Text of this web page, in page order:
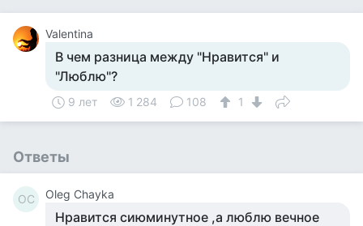
Valentina
В чем разница между "Нравится" и
"Люблю"?
9 лет 1 284 108 1
Ответы
OC Oleg Chayka
Нравится сиюминутное ,а люблю вечное